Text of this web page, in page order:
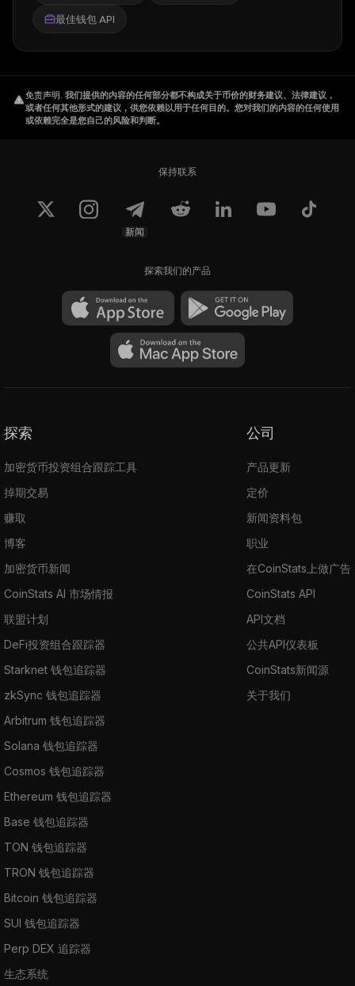
最佳钱包 API
免责声明. 我们提供的内容的任何部分都不构成关于币价的财务建议、法律建议，
或者任何其他形式的建议，供您依赖以用于任何目的。您对我们的内容的任何使用
或依赖完全是您自己的风险和判断。
保持联系
新闻
探索我们的产品
探索
加密货币投资组合跟踪工具
掉期交易
赚取
博客
加密货币新闻
CoinStats AI 市场情报
联盟计划
DeFi投资组合跟踪器
Starknet 钱包追踪器
zkSync 钱包追踪器
Arbitrum 钱包追踪器
Solana 钱包追踪器
Cosmos 钱包追踪器
Ethereum 钱包追踪器
Base 钱包追踪器
TON 钱包追踪器
TRON 钱包追踪器
Bitcoin 钱包追踪器
SUI 钱包追踪器
Perp DEX 追踪器
生态系统
公司
产品更新
定价
新闻资料包
职业
在CoinStats上做广告
CoinStats API
API文档
公共API仪表板
CoinStats新闻源
关于我们